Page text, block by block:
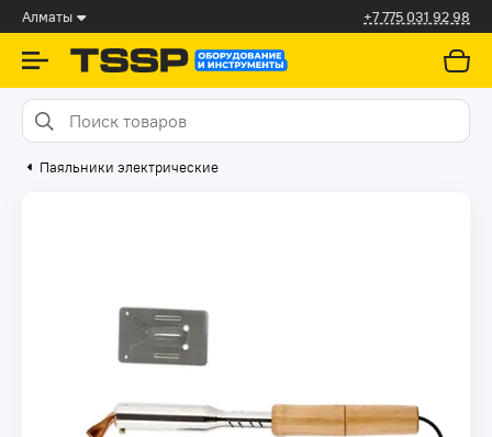
Алматы +7 775 031 92 98
Паяльники электрические